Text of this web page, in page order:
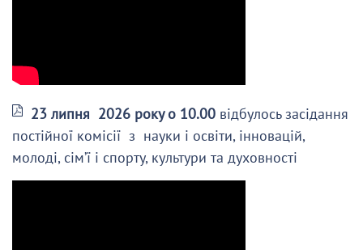
23 липня 2026 року о 10.00 відбулось засідання
постійної комісії з науки і освіти, інновацій,
молоді, сім’ї і спорту, культури та духовності